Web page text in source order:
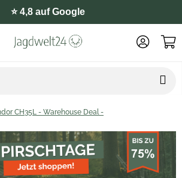
⭐️ 4,8 auf Google
CH35L - Warehouse Deal -